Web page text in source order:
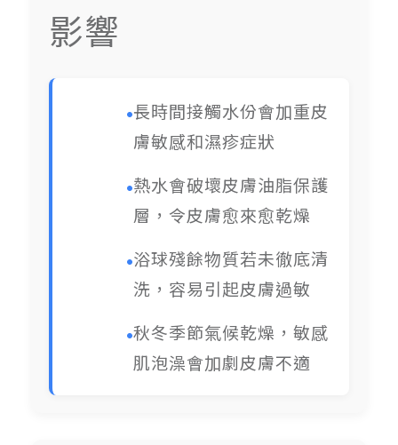
影響
長時間接觸水份會加重皮
膚敏感和濕疹症狀
熱水會破壞皮膚油脂保護
層，令皮膚愈來愈乾燥
浴球殘餘物質若未徹底清
洗，容易引起皮膚過敏
秋冬季節氣候乾燥，敏感
肌泡澡會加劇皮膚不適